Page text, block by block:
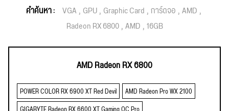
คำค้นหา : VGA GPU Graphic Card การ์ดจอ AMD
Radeon RX 6800 AMD 16GB
AMD Radeon RX 6800
POWER COLOR RX 6900 XT Red Devil
AMD Radeon Pro WX 2100